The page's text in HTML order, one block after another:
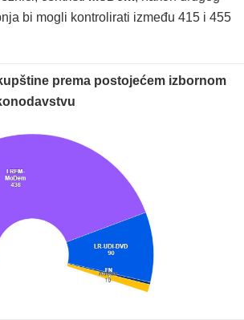
bi mogli kontrolirati između 415 i 455
prema postojećem izbornom